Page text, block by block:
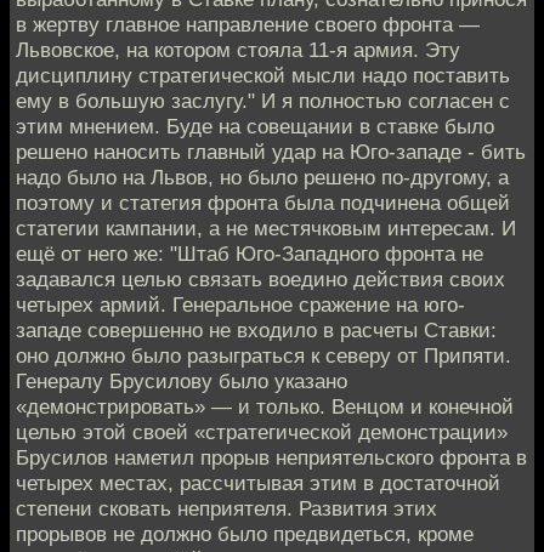
в жертву главное направление своего фронта —
Львовское, на котором стояла 11-я армия. Эту
дисциплину стратегической мысли надо поставить
ему в большую заслугу." И я полностью согласен с
этим мнением. Буде на совещании в ставке было
решено наносить главный удар на Юго-западе - бить
надо было на Львов, но было решено по-другому, а
поэтому и статегия фронта была подчинена общей
статегии кампании, а не местячковым интересам. И
ещё от него же: "Штаб Юго-Западного фронта не
задавался целью связать воедино действия своих
четырех армий. Генеральное сражение на юго-
западе совершенно не входило в расчеты Ставки:
оно должно было разыграться к северу от Припяти.
Генералу Брусилову было указано
«демонстрировать» — и только. Венцом и конечной
целью этой своей «стратегической демонстрации»
Брусилов наметил прорыв неприятельского фронта в
четырех местах, рассчитывая этим в достаточной
степени сковать неприятеля. Развития этих
прорывов не должно было предвидеться, кроме